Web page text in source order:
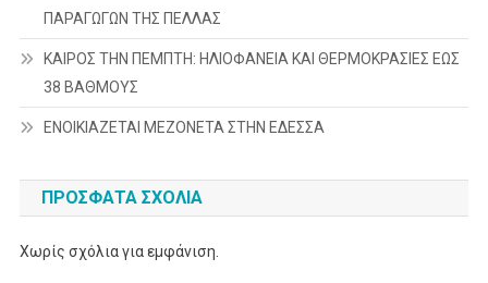
ΠΑΡΑΓΩΓΩΝ ΤΗΣ ΠΕΛΛΑΣ
ΚΑΙΡΟΣ ΤΗΝ ΠΕΜΠΤΗ: ΗΛΙΟΦΑΝΕΙΑ ΚΑΙ ΘΕΡΜΟΚΡΑΣΙΕΣ ΕΩΣ
38 ΒΑΘΜΟΥΣ
ΕΝΟΙΚΙΑΖΕΤΑΙ ΜΕΖΟΝΕΤΑ ΣΤΗΝ ΕΔΕΣΣΑ
ΠΡΌΣΦΑΤΑ ΣΧΌΛΙΑ
Χωρίς σχόλια για εμφάνιση.